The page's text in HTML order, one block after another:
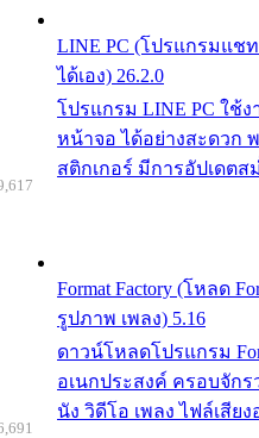
LINE PC (โปรแกรมแช
ได้เอง) 26.2.0
โปรแกรม LINE PC ใช้
หน้าจอ ได้อย่างสะดวก
สติกเกอร์ มีการอัปเดตส
Format Factory (โหลด
รูปภาพ เพลง) 5.16
ดาวน์โหลดโปรแกรม
อเนกประสงค์ ครอบจัก
นัง วิดีโอ เพลง ไฟล์เสีย